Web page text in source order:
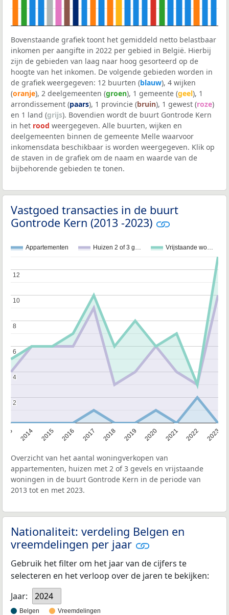
Bovenstaande grafiek toont het gemiddeld netto belastbaar
inkomen per aangifte in 2022 per gebied in België. Hierbij
zijn de gebieden van laag naar hoog gesorteerd op de
hoogte van het inkomen. De volgende gebieden worden in
de grafiek weergegeven: 12 buurten (blauw), 4 wijken
(oranje), 2 deelgemeenten (groen), 1 gemeente (geel), 1
arrondissement (paars), 1 provincie (bruin), 1 gewest (roze)
en 1 land (grijs). Bovendien wordt de buurt Gontrode Kern
in het rood weergegeven. Alle buurten, wijken en
deelgemeenten binnen de gemeente Melle waarvoor
inkomensdata beschikbaar is worden weergegeven. Klik op
de staven in de grafiek om de naam en waarde van de
bijbehorende gebieden te tonen.
Vastgoed transacties in de buurt
Gontrode Kern (2013 -2023)
Appartementen Huizen 2 of 3 g… Vrijstaande wo…
2014 2015 2016 2017 2018 2019 2020 2021 2022 2023
2
2
4
4
6
6
8
8
10
10
12
12
Overzicht van het aantal woningverkopen van
appartementen, huizen met 2 of 3 gevels en vrijstaande
woningen in de buurt Gontrode Kern in de periode van
2013 tot en met 2023.
Nationaliteit: verdeling Belgen en
vreemdelingen per jaar
Gebruik het filter om het jaar van de cijfers te
selecteren en het verloop over de jaren te bekijken:
Jaar:
2024
Belgen Vreemdelingen